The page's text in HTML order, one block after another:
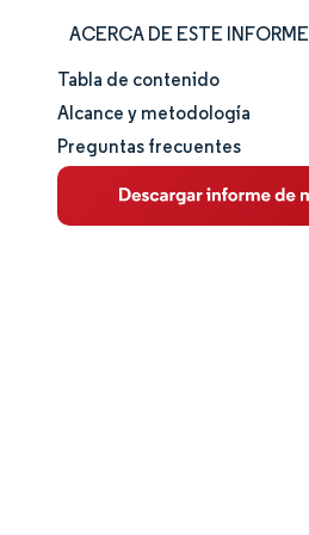
ACERCA DE ESTE INFORME
Tamaño y cuota de mercado
Análisis de mercado
Tendencias e ideas
Tabla de contenido
Alcance y metodología
Preguntas frecuentes